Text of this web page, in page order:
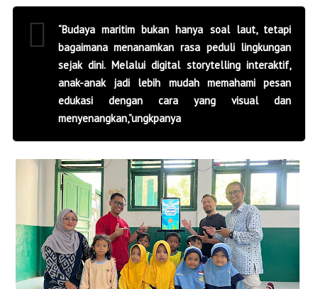
“Budaya maritim bukan hanya soal laut, tetapi
bagaimana menanamkan rasa peduli lingkungan
sejak dini. Melalui digital storytelling interaktif,
anak-anak jadi lebih mudah memahami pesan
edukasi dengan cara yang visual dan
menyenangkan,”ungkpanya